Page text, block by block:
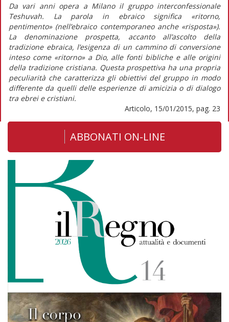
Da vari anni opera a Milano il gruppo interconfessionale
Teshuvah. La parola in ebraico significa «ritorno,
pentimento» (nell’ebraico contemporaneo anche «risposta»).
La denominazione prospetta, accanto all’ascolto della
tradizione ebraica, l’esigenza di un cammino di conversione
inteso come «ritorno» a Dio, alle fonti bibliche e alle origini
della tradizione cristiana. Questa prospettiva ha una propria
peculiarità che caratterizza gli obiettivi del gruppo in modo
differente da quelli delle esperienze di amicizia o di dialogo
tra ebrei e cristiani.
Articolo, 15/01/2015, pag. 23
ABBONATI ON-LINE